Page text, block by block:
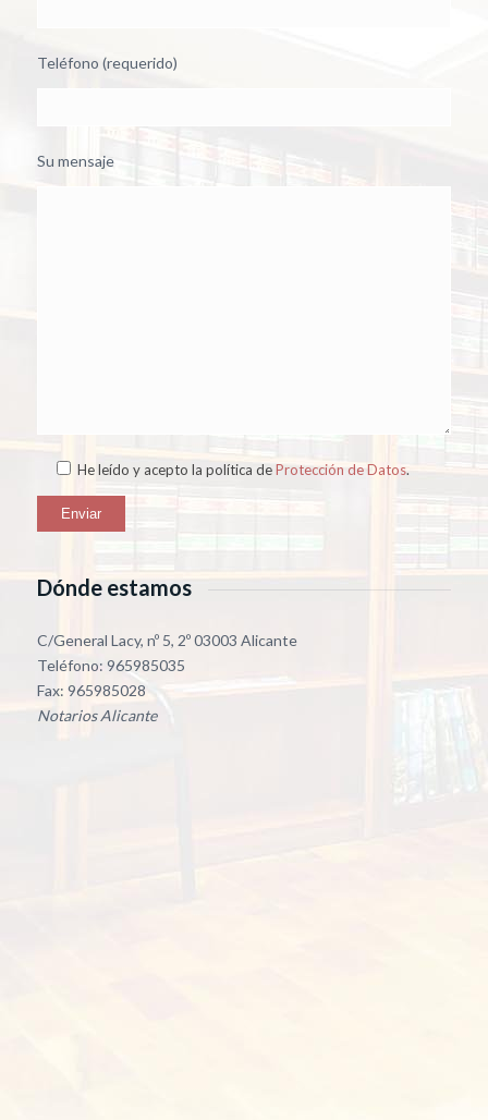
Teléfono (requerido)
Su mensaje
He leído y acepto la política deProtección de Datos.
Dónde estamos
C/General Lacy, nº 5, 2º 03003 Alicante
Teléfono: 965985035
Fax: 965985028
Notarios Alicante